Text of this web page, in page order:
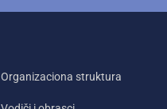
Organizaciona struktura